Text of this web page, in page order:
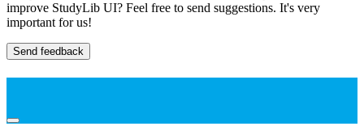
improve StudyLib UI? Feel free to send suggestions. It's very
important for us!
Send feedback